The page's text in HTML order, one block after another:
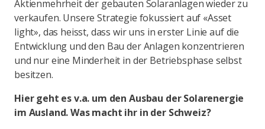
Aktienmehrheit der gebauten Solaranlagen wieder zu
verkaufen. Unsere Strategie fokussiert auf «Asset
light», das heisst, dass wir uns in erster Linie auf die
Entwicklung und den Bau der Anlagen konzentrieren
und nur eine Minderheit in der Betriebsphase selbst
besitzen.
Hier geht es v.a. um den Ausbau der Solarenergie
im Ausland. Was macht ihr in der Schweiz?